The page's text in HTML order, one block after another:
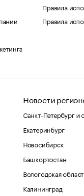
Правила
Правила
Новости
Санкт-Петербург и
Екатеринбург
Новосибирск
Башкортостан
Вологодская
Калининград